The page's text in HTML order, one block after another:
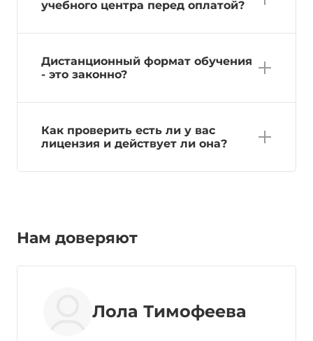
учебного центра перед оплатой?
Дистанционный формат обучения
- это законно?
Как проверить есть ли у вас
лицензия и действует ли она?
Нам доверяют
Лола Тимофеева